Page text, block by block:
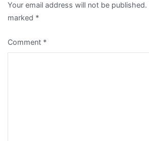
Your email address will not be published.
marked *
Comment *